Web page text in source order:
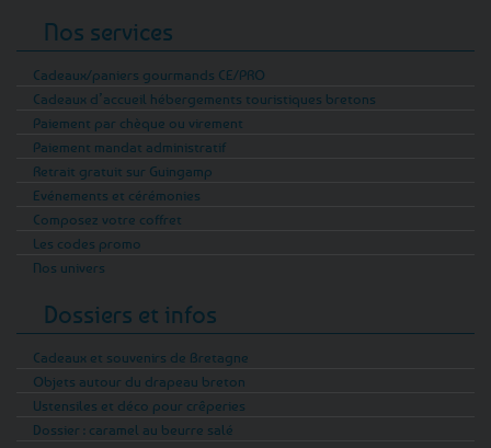
Nos services
Cadeaux/paniers gourmands CE/PRO
Cadeaux d’accueil hébergements touristiques bretons
Paiement par chèque ou virement
Paiement mandat administratif
Retrait gratuit sur Guingamp
Evénements et cérémonies
Composez votre coffret
Les codes promo
Nos univers
Dossiers et infos
Cadeaux et souvenirs de Bretagne
Objets autour du drapeau breton
Ustensiles et déco pour crêperies
Dossier : caramel au beurre salé